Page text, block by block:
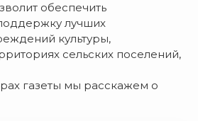
обеспечить
лучших
культуры,
сельских поселений,
газеты мы расскажем о